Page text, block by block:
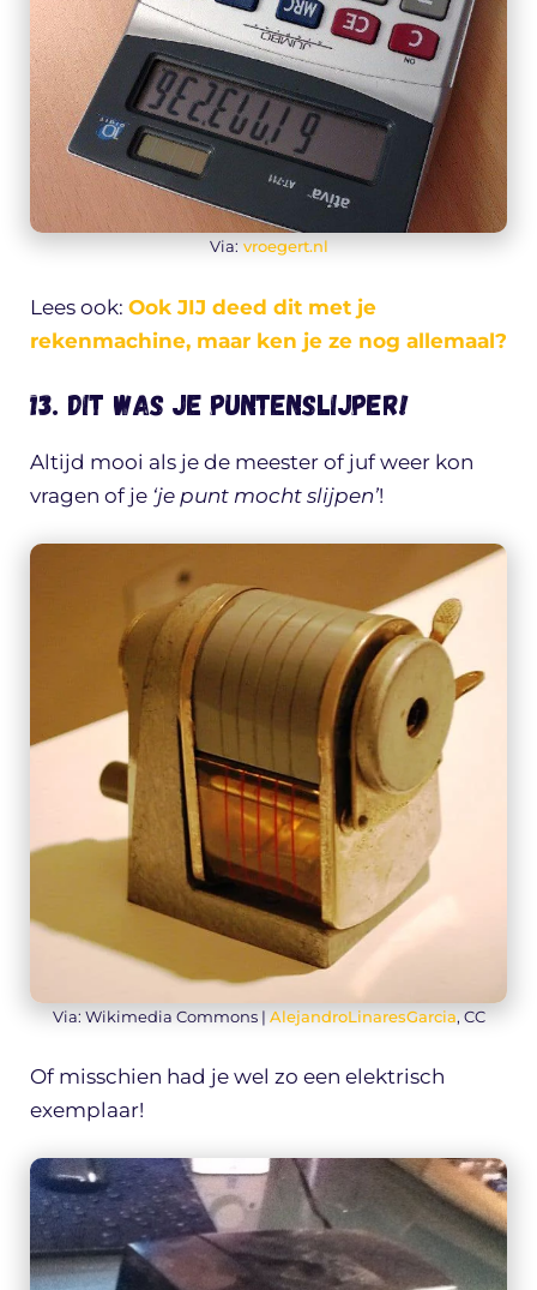
Via: vroegert.nl
Lees ook: Ook JIJ deed dit met je
rekenmachine, maar ken je ze nog allemaal?
13. Dit was je puntenslijper!
Altijd mooi als je de meester of juf weer kon
vragen of je ‘je punt mocht slijpen’!
Via: Wikimedia Commons | AlejandroLinaresGarcia, CC
Of misschien had je wel zo een elektrisch
exemplaar!